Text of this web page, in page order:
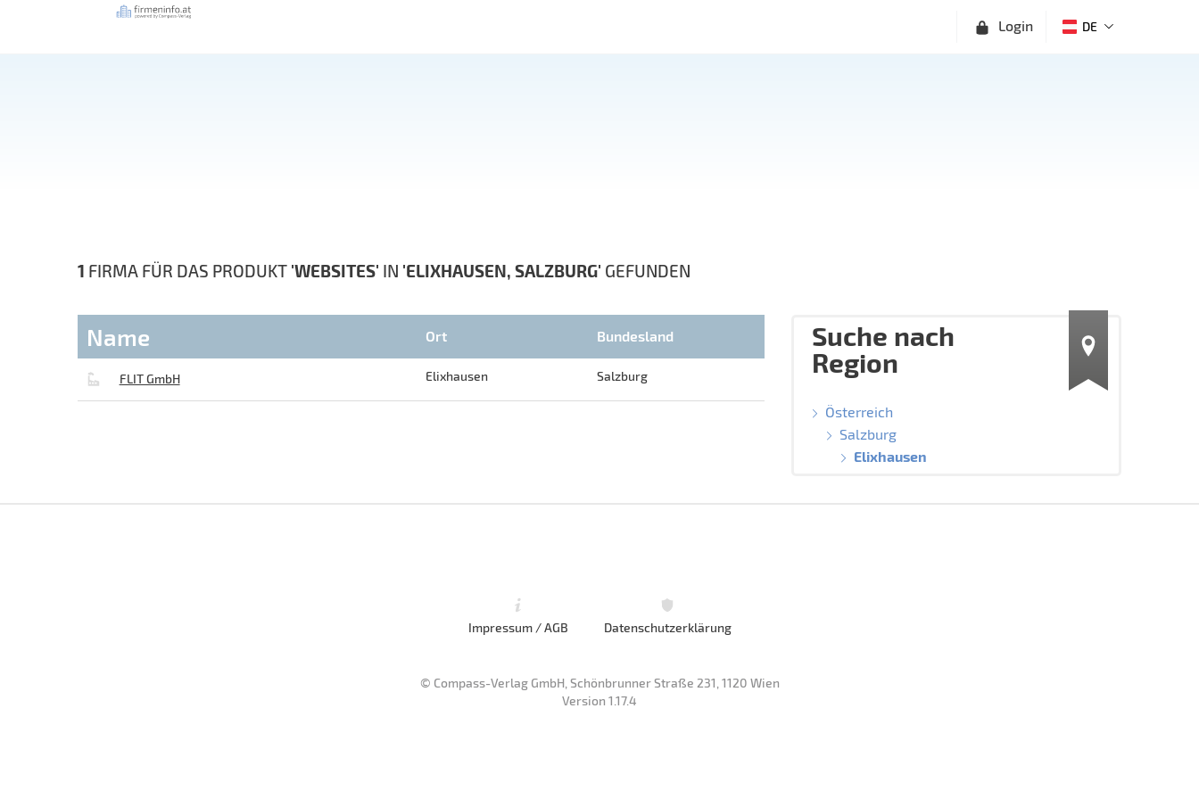
Login DE
1 FIRMA FÜR DAS PRODUKT 'WEBSITES' IN 'ELIXHAUSEN, SALZBURG' GEFUNDEN
Name Ort Bundesland
FLIT GmbH Elixhausen Salzburg
Suche nach
Region
Österreich
Salzburg
Elixhausen
Impressum / AGB Datenschutzerklärung
© Compass-Verlag GmbH, Schönbrunner Straße 231, 1120 Wien
Version 1.17.4